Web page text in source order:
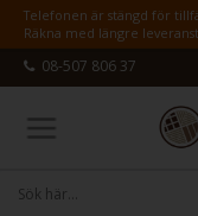
Telefonen är stängd för
Räkna med längre
08-507 806 37